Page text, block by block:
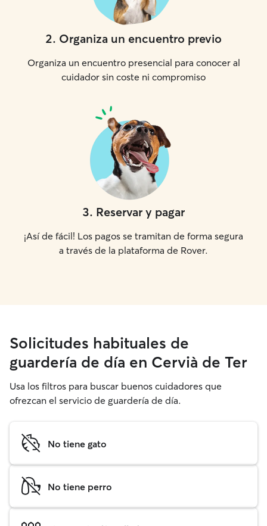
2. Organiza un encuentro previo
Organiza un encuentro presencial para conocer al
cuidador sin coste ni compromiso
3. Reservar y pagar
¡Así de fácil! Los pagos se tramitan de forma segura
a través de la plataforma de Rover.
Solicitudes habituales de
guardería de día en Cervià de Ter
Usa los filtros para buscar buenos cuidadores que
ofrezcan el servicio de guardería de día.
No tiene gato
No tiene perro